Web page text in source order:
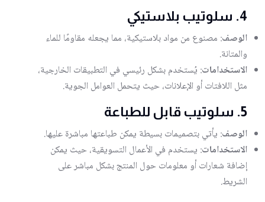
4. سلوتيب بلاستيكي
الوصف: مصنوع من مواد بلاستيكية، مما يجعله مقاومًا للماء
والمتانة.
الاستخدامات: يُستخدم بشكل رئيسي في التطبيقات الخارجية،
مثل اللافتات أو الإعلانات، حيث يتحمل العوامل الجوية.
5. سلوتيب قابل للطباعة
الوصف: يأتي بتصميمات بسيطة يمكن طباعتها مباشرة عليها.
الاستخدامات: يستخدم في الأعمال التسويقية، حيث يمكن
إضافة شعارات أو معلومات حول المنتج بشكل مباشر على
الشريط.